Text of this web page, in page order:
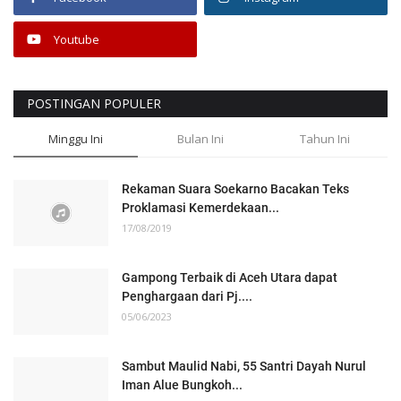
Youtube
POSTINGAN POPULER
Minggu Ini Bulan Ini Tahun Ini
Rekaman Suara Soekarno Bacakan Teks
Proklamasi Kemerdekaan...
17/08/2019
Gampong Terbaik di Aceh Utara dapat
Penghargaan dari Pj....
05/06/2023
Sambut Maulid Nabi, 55 Santri Dayah Nurul
Iman Alue Bungkoh...